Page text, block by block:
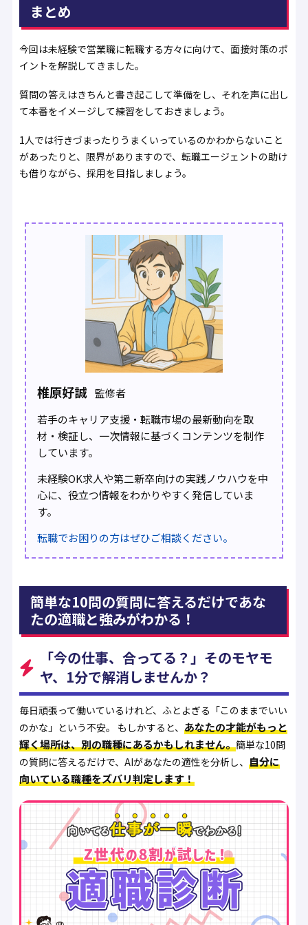
まとめ
今回は未経験で営業職に転職する方々に向けて、面接対策のポ
イントを解説してきました。
質問の答えはきちんと書き起こして準備をし、それを声に出し
て本番をイメージして練習をしておきましょう。
1人では行きづまったりうまくいっているのかわからないこと
があったりと、限界がありますので、転職エージェントの助け
も借りながら、採用を目指しましょう。
椎原好誠 監修者
若手のキャリア支援・転職市場の最新動向を取
材・検証し、一次情報に基づくコンテンツを制作
しています。
未経験OK求人や第二新卒向けの実践ノウハウを中
心に、役立つ情報をわかりやすく発信していま
す。
転職でお困りの方はぜひご相談ください。
簡単な10問の質問に答えるだけであな
たの適職と強みがわかる！
「今の仕事、合ってる？」そのモヤモ
ヤ、1分で解消しませんか？
毎日頑張って働いているけれど、ふとよぎる「このままでいい
のかな」という不安。 もしかすると、 あなたの才能がもっと
輝く場所は、別の職種にあるかもしれません。簡単な10問
の質問に答えるだけで、AIがあなたの適性を分析し、 自分に
向いている職種をズバリ判定します！